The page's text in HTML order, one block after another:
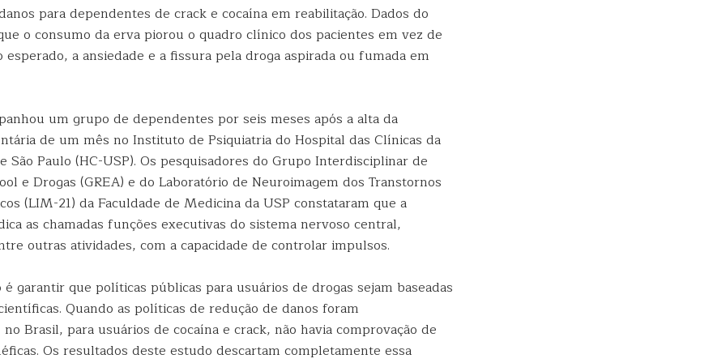
para dependentes de crack e cocaína em reabilitação. Dados do
o consumo da erva piorou o quadro clínico dos pacientes em vez de
esperado, a ansiedade e a fissura pela droga aspirada ou fumada em
um grupo de dependentes por seis meses após a alta da
de um mês no Instituto de Psiquiatria do Hospital das Clínicas da
São Paulo (HC-USP). Os pesquisadores do Grupo Interdisciplinar de
e Drogas (GREA) e do Laboratório de Neuroimagem dos Transtornos
(LIM-21) da Faculdade de Medicina da USP constataram que a
as chamadas funções executivas do sistema nervoso central,
outras atividades, com a capacidade de controlar impulsos.
é garantir que políticas públicas para usuários de drogas sejam baseadas
Quando as políticas de redução de danos foram
Brasil, para usuários de cocaína e crack, não havia comprovação de
Os resultados deste estudo descartam completamente essa